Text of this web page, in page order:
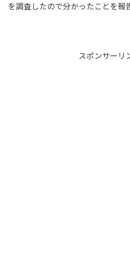
を調査したので分かったことを報
スポンサーリ